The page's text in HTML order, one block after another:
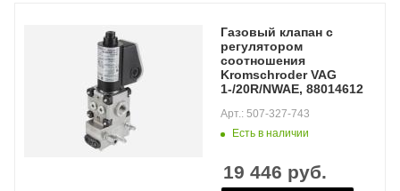
Газовый клапан с
регулятором
соотношения
Kromschroder VAG
1-/20R/NWAE, 88014612
Есть в наличии
Арт.: 507-327-743
19 446 руб.